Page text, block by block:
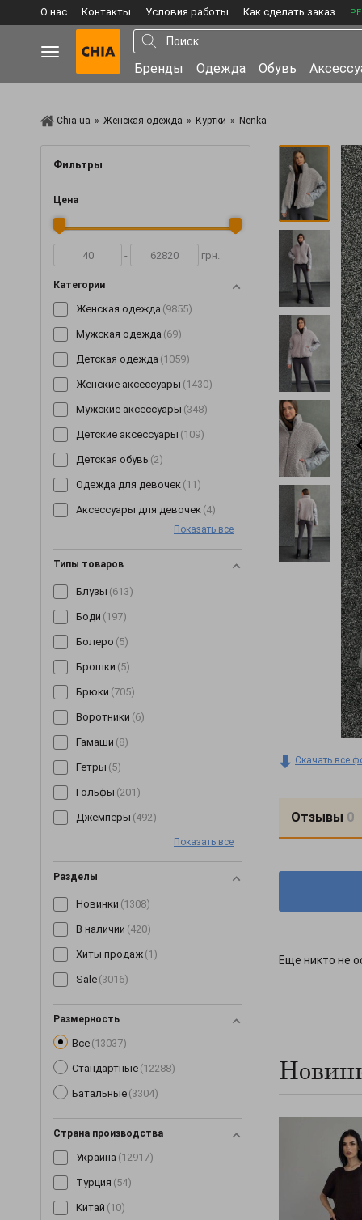
О нас Контакты Условия работы Как сделать заказ
Бренды Одежда Обувь
Chia.ua » Женская одежда » Куртки » Nenka
Фильтры
Цена
- грн.
Категории
Женская одежда (9855)
Мужская одежда (69)
Детская одежда (1059)
Женские аксессуары (1430)
Мужские аксессуары (348)
Детские аксессуары (109)
Детская обувь (2)
Одежда для девочек (11)
Аксессуары для девочек (4)
Показать все
Типы товаров
Блузы (613)
Боди (197)
Болеро (5)
Брошки (5)
Брюки (705)
Воротники (6)
Гамаши (8)
Гетры (5)
Гольфы (201)
Джемперы (492)
Комбинезоны
Комплекты
Корсеты(63)
Костюмы(1489)
Косынки и банданы(16)
Показать все
Разделы
Новинки (1308)
В наличии (420)
Хиты продаж (1)
Sale (3016)
Размерность
Все (13037)
Стандартные (12288)
Батальные (3304)
Страна производства
Украина (12917)
Турция (54)
Китай (10)
Скачать все
Отзывы 0
Еще никто не